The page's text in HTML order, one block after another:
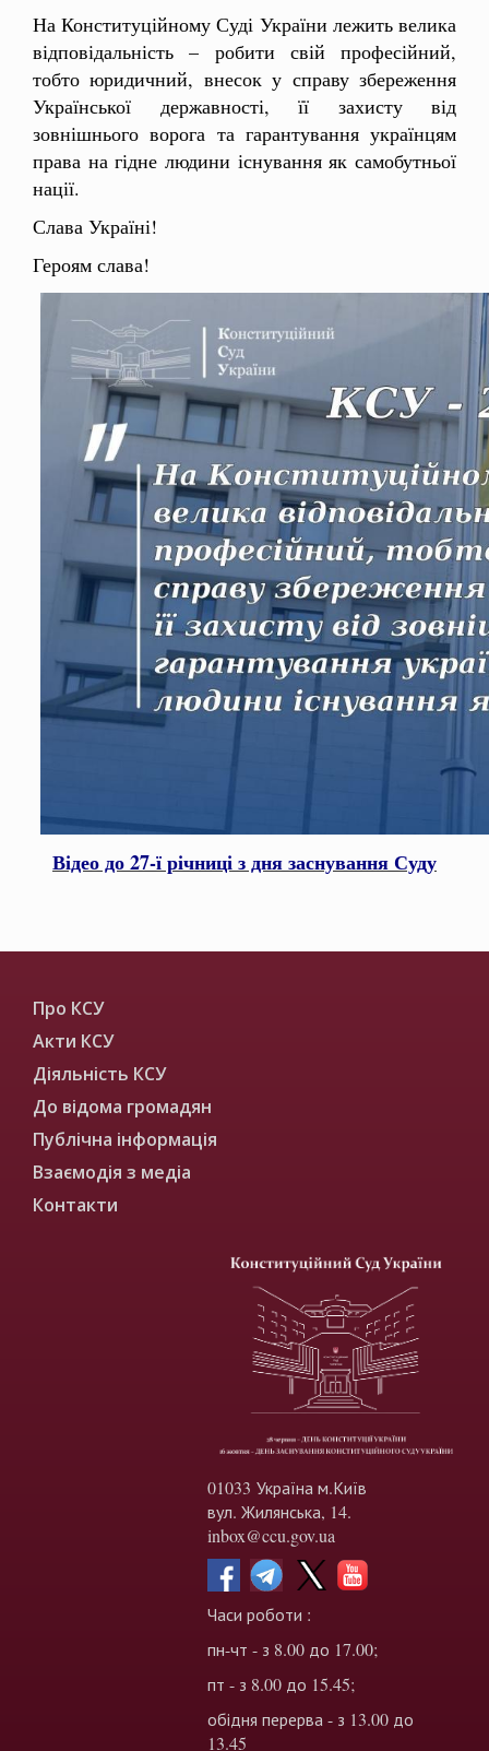
На Конституційному Суді України лежить велика
відповідальність – робити свій професійний,
тобто юридичний, внесок у справу збереження
Української державності, її захисту від
зовнішнього ворога та гарантування українцям
права на гідне людини існування як самобутньої
нації.
Слава Україні!
Героям слава!
Відео до 27-ї річниці з дня заснування Суду
Про КСУ
Акти КСУ
Діяльність КСУ
До відома громадян
Публічна інформація
Взаємодія з медіа
Контакти
01033 Україна м.Київ
вул. Жилянська, 14.
inbox@ccu.gov.ua
Часи роботи :
пн-чт - з 8.00 до 17.00;
пт - з 8.00 до 15.45;
обідня перерва - з 13.00 до
13.45